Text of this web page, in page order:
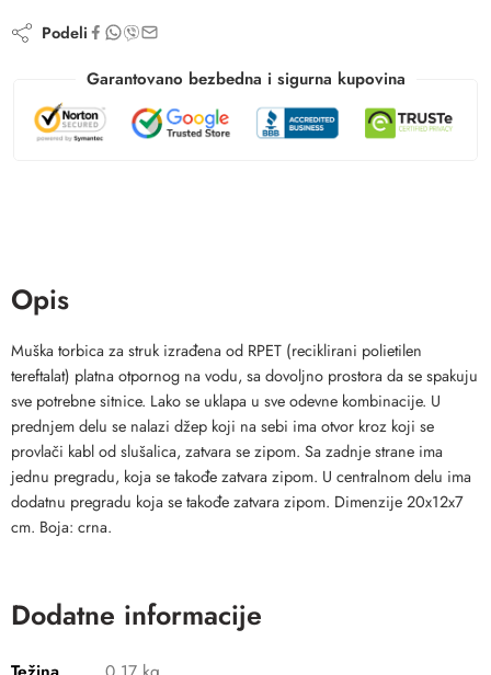
Podeli
Garantovano bezbedna i sigurna kupovina
Opis
Muška torbica za struk izrađena od RPET (reciklirani polietilen
tereftalat) platna otpornog na vodu, sa dovoljno prostora da se spakuju
sve potrebne sitnice. Lako se uklapa u sve odevne kombinacije. U
prednjem delu se nalazi džep koji na sebi ima otvor kroz koji se
provlači kabl od slušalica, zatvara se zipom. Sa zadnje strane ima
jednu pregradu, koja se takođe zatvara zipom. U centralnom delu ima
dodatnu pregradu koja se takođe zatvara zipom. Dimenzije 20x12x7
cm. Boja: crna.
Dodatne informacije